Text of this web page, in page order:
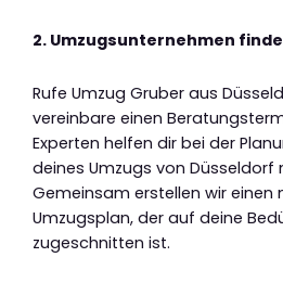
2. Umzugsunternehmen
Rufe Umzug Gruber aus
vereinbare einen
Experten helfen dir bei der
deines Umzugs von Düsseldorf
Gemeinsam erstellen wir
Umzugsplan, der auf deine
zugeschnitten ist.